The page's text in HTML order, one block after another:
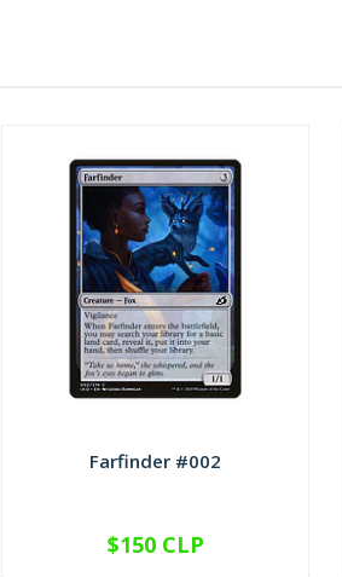
Farfinder #002
VER OPCIONES
$150 CLP